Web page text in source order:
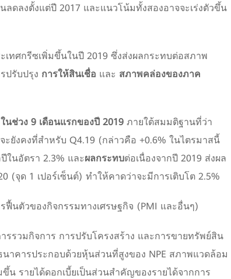
ลดลงตั้งแต่ปี 2017 และแนวโน้มทั้งสองอาจจะเร่งตัวขึ้น
ทศกรีซเพิ่มขึ้นในปี 2019 ซึ่งส่งผลกระทบต่อสภาพ
ปรับปรุง การให้สินเชื่อ และ สภาพคล่องของภาค
นช่วง 9 เดือนแรกของปี 2019 ภายใต้สมมติฐานที่ว่า
ยังคงที่สำหรับ Q4.19 (กล่าวคือ +0.6% ในไตรมาสนี้
ในอัตรา 2.3% และผลกระทบต่อเนื่องจากปี 2019 ส่งผล
(จุด 1 เปอร์เซ็นต์) ทำให้คาดว่าจะมีการเติบโต 2.5%
นตัวของกิจกรรมทางเศรษฐกิจ (PMI และอื่นๆ)
รวมกิจการ การปรับโครงสร้าง และการขายทรัพย์สิน
าคารประกอบด้วยหุ้นส่วนที่สูงของ NPE สภาพแวดล้อม
น รายได้ดอกเบี้ยเป็นส่วนสำคัญของรายได้จากการ